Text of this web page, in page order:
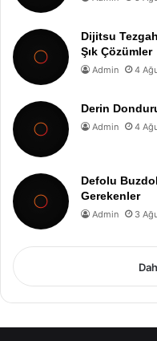
Dijitsu
Şık Çözümler
Admin 4
Derin
Admin 4
Defolu
Gerekenler
Admin 3